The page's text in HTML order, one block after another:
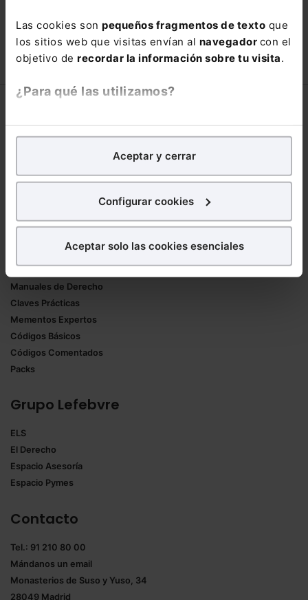
Las cookies son pequeños fragmentos de texto que
los sitios web que visitas envían al navegador con el
objetivo de recordar la información sobre tu visita.
¿Para qué las utilizamos?
analíticospara tratar demejorar tu experienciaen
nuestra página web. También con fines publicitarios,
para poder mostrarte publicidad y contenidos de tu
¿Qué puedes hacer?
experiencia en la web sea óptima
Puedesaceptar solo las esenciales
todas las cookies excepto aquellas imprescindibles.
También puedes
seleccionar solo aquellas que quieras permitir en tu
navegador. Si no seleccionas ninguna utilizaremos
las que sean indispensables para la navegación.
Saber más acerca de las cookies
Aceptar y cerrar
Configurar cookies
Aceptar solo las cookies esenciales
COMPRAR
Lefebvre
Trabaja con nosotros
Productos
Formularios Jurídicos
Manuales de Derecho
Claves Prácticas
Mementos Expertos
Códigos Básicos
Códigos Comentados
Packs
Grupo Lefebvre
ELS
El Derecho
Espacio Asesoría
Espacio Pymes
Contacto
Tel.: 91 210 80 00
Mándanos un email
Monasterios de Suso y Yuso, 34
28049 Madrid